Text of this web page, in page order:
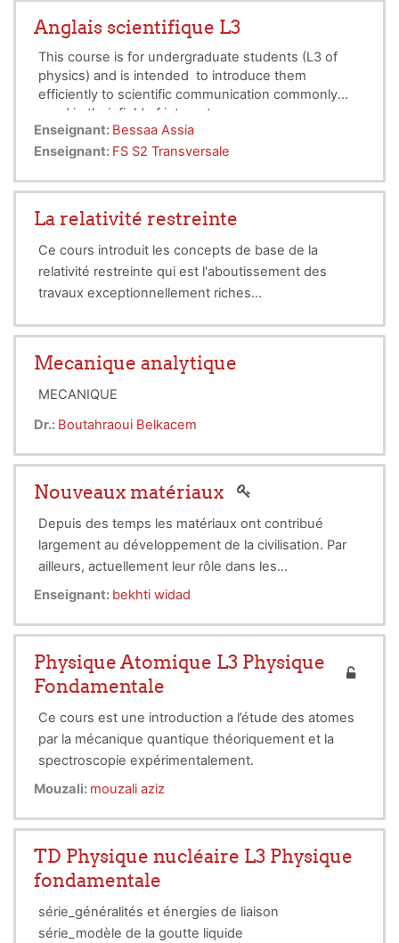
Anglais scientifique L3
This course is for undergraduate students (L3 of
physics) and is intended to introduce them
efficiently to scientific communication commonly
used in their field of interest.
Enseignant: Bessaa Assia
Enseignant: FS S2 Transversale
La relativité restreinte
Ce cours introduit les concepts de base de la
relativité restreinte qui est l'aboutissement des
travaux exceptionnellement riches
moitié du XIXsiècle, et plus particulièrement de
Hendrik Lorentz (1853 -1928) , Henri Poincaré
1912) et Albert Einstein (1879 -
contrainte du covid-19, sur
LA RELATIVITE EN MECANIQUE CLASSIQUE
RELATIVITE DU TEMPS ET DE L’ESPACE
L’ESPACE-TEMPS
Mecanique analytique
MECANIQUE
Dr.: Boutahraoui Belkacem
Nouveaux matériaux
Depuis des temps les matériaux ont contribué
largement au développement de la civilisation. Par
ailleurs, actuellement leur rôle dans les
développements technologiques est considéré
fabrication des dispositifs par les ingénieurs repose
sur la maîtrise des propriétés des matériaux qu’ils
utilisent. Ainsi, le rôle de la recherche est primordial
afin de développer des matériaux susceptibles
d’être introduits dans les différents champs
d’application technologiques, avec des procédures
de fabrication à l’échelle industrielle à moindre coût
et une compatibilité notable avec l’environnement.
à la nature des liaisons chimiques existante entre
Enseignant: bekhti widad
Physique Atomique L3 Physique
Fondamentale
Ce cours est une introduction a l’étude des atomes
par la mécanique quantique théoriquement et la
spectroscopie expérimentalement.
Mouzali: mouzali aziz
TD Physique nucléaire L3 Physique
fondamentale
série_généralités et énergies de liaison
série_modèle de la goutte liquide